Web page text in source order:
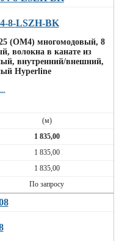
8-LSZH-BK
(OM4) многомодовый, 8
волокна в канате из
внутренний/внешний,
Hyperline
(м)
1 835,00
1 835,00
1 835,00
По запросу